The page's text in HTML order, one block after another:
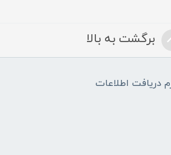
برگشت به بالا
اطلاعات